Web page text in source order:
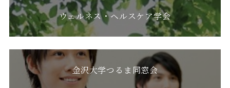
ウェルネス・ヘルスケア学会
金沢大学つるま同窓会